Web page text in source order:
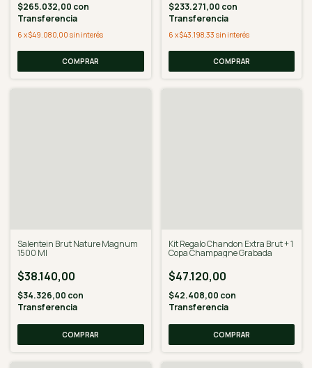
$265.032,00 con
Transferencia
6 x$49.080,00 sin interés
$233.271,00 con
Transferencia
6 x$43.198,33 sin interés
Salentein Brut Nature Magnum
1500 Ml
$38.140,00
$34.326,00 con
Transferencia
Kit Regalo Chandon Extra Brut + 1
Copa Champagne Grabada
$47.120,00
$42.408,00 con
Transferencia